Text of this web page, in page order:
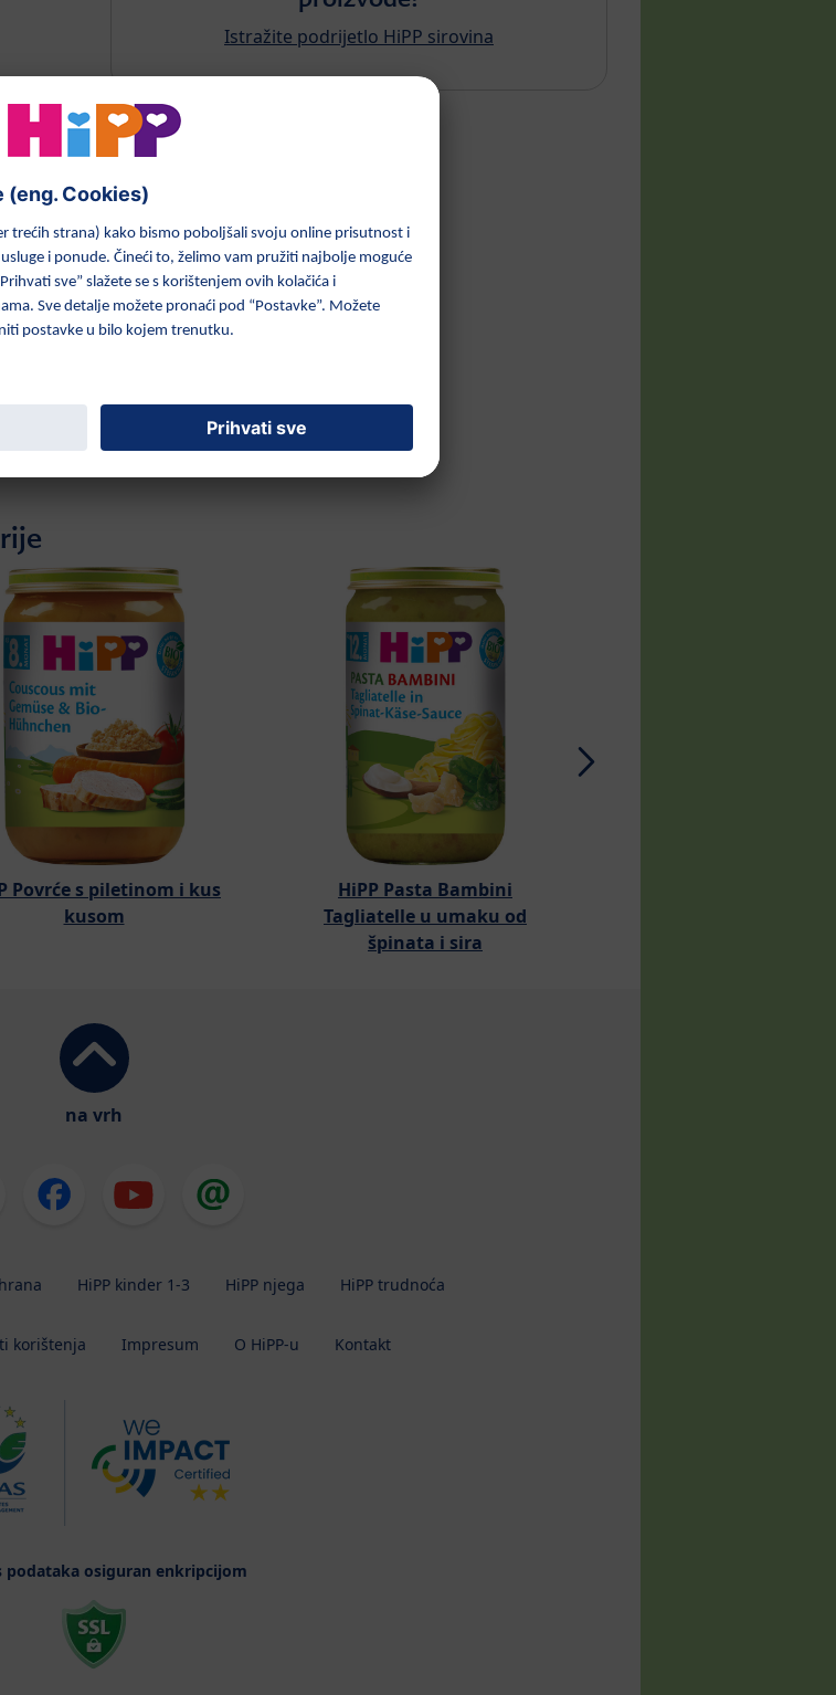
Istražite podrijetlo HiPP sirovina
Povrće s piletinom i kus
kusom
HiPP Pasta Bambini
Tagliatelle u umaku od
špinata i sira
na vrh
HiPP kinder 1-3 HiPP njega HiPP trudnoća
korištenja Impresum O HiPP-u Kontakt
podataka osiguran enkripcijom